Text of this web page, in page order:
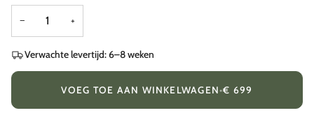
− +
Verwachte levertijd: 6–8 weken
VOEG TOE AAN WINKELWAGEN•€ 699